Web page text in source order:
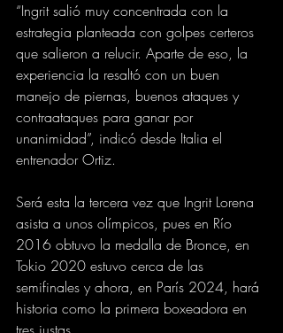
“Ingrit salió muy concentrada con la
estrategia planteada con golpes certeros
que salieron a relucir. Aparte de eso, la
experiencia la resaltó con un buen
manejo de piernas, buenos ataques y
contraataques para ganar por
unanimidad”, indicó desde Italia el
entrenador Ortiz.
Será esta la tercera vez que Ingrit Lorena
asista a unos olímpicos, pues en Río
2016 obtuvo la medalla de Bronce, en
Tokio 2020 estuvo cerca de las
semifinales y ahora, en París 2024, hará
historia como la primera boxeadora en